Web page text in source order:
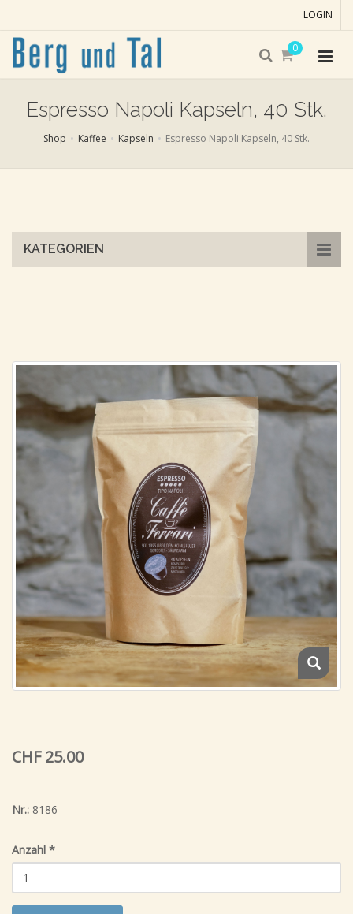
LOGIN
0
Espresso Napoli Kapseln, 40 Stk.
Shop Kaffee Kapseln Espresso Napoli Kapseln, 40 Stk.
KATEGORIEN
CHF 25.00
Nr.: 8186
Anzahl *